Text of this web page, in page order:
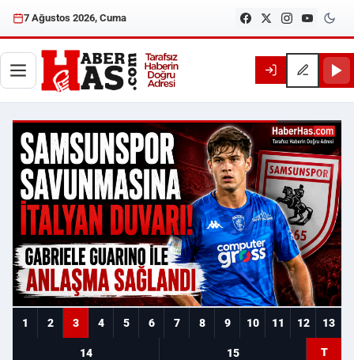
7 Ağustos 2026, Cuma
Haberhas — Samsun Son
1 2 3 4 5 6 7 8 9 10 11 12 13
14 15 T